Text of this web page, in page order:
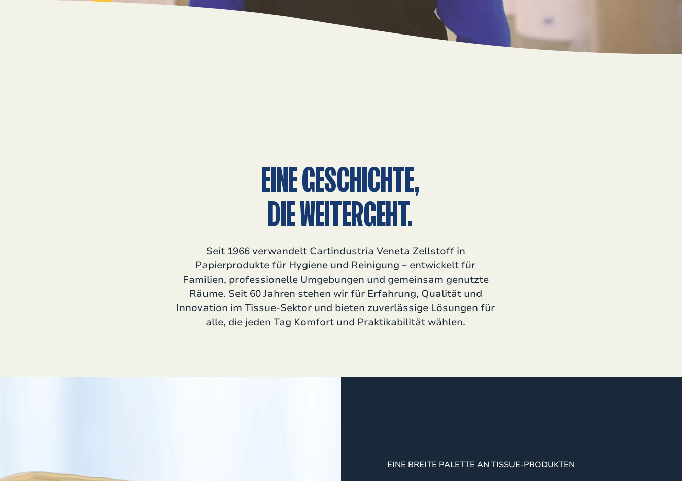
EINE GESCHICHTE,
DIE WEITERGEHT.
Seit 1966 verwandelt Cartindustria Veneta Zellstoff in
Papierprodukte für Hygiene und Reinigung – entwickelt für
Familien, professionelle Umgebungen und gemeinsam genutzte
Räume. Seit 60 Jahren stehen wir für Erfahrung, Qualität und
Innovation im Tissue-Sektor und bieten zuverlässige Lösungen für
alle, die jeden Tag Komfort und Praktikabilität wählen.
EINE BREITE PALETTE AN TISSUE-PRODUKTEN